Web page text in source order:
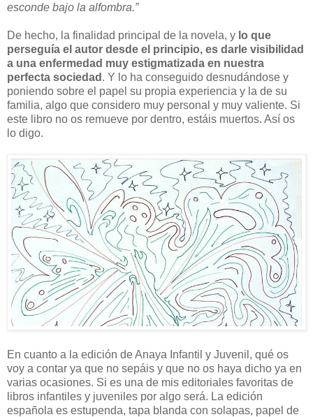
esconde bajo la alfombra.”
De hecho, la finalidad principal de la novela, y lo que
perseguía el autor desde el principio, es darle visibilidad
a una enfermedad muy estigmatizada en nuestra
perfecta sociedad . Y lo ha conseguido desnudándose y
poniendo sobre el papel su propia experiencia y la de su
familia, algo que considero muy personal y muy valiente. Si
este libro no os remueve por dentro, estáis muertos. Así os
lo digo.
En cuanto a la edición de Anaya Infantil y Juvenil, qué os
voy a contar ya que no sepáis y que no os haya dicho ya en
varias ocasiones. Si es una de mis editoriales favoritas de
libros infantiles y juveniles por algo será. La edición
española es estupenda, tapa blanda con solapas, papel de